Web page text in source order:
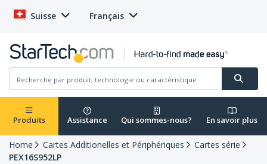
Suisse Français
Produits Assistance Qui sommes-nous? En savoir plus
Home Cartes Additionelles et Périphériques
Cartes série
PEX16S952LP